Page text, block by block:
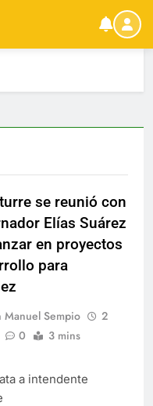
se reunió con
Elías Suárez
en proyectos
para
Manuel Sempio
2
0 3 mins
a intendente